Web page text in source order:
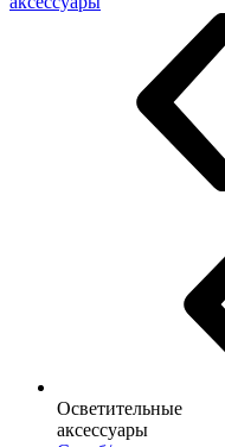
Осветительные
аксессуары